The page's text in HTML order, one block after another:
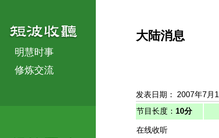
明慧时事
修炼交流
大陆消息
发表日期： 2007年7月
节目长度： 10分
在线收听